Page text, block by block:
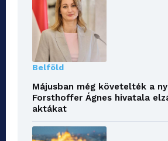
Belföld
Májusban még követelték a
Forsthoffer Ágnes hivatala
aktákat